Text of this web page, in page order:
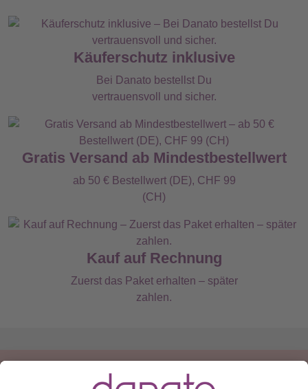
Käuferschutz inklusive
Bei Danato bestellst Du
vertrauensvoll und sicher.
Gratis Versand ab Mindestbestellwert
ab 50 € Bestellwert (DE), CHF 99
(CH)
Kauf auf Rechnung
Zuerst das Paket erhalten – später
zahlen.
Du hast eine Frage?